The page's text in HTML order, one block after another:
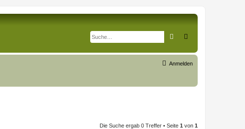
Suche
Anmelden
Die Suche ergab 0 Treffer • Seite 1 von 1